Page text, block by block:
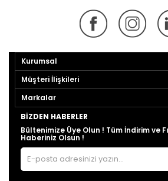
Kurumsal
Müşteri İlişkileri
Markalar
BIZDEN HABERLER
Bültenimize Üye Olun ! Tüm İndirim ve
Haberiniz Olsun !